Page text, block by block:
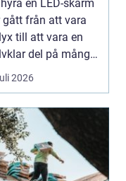
en LED-skärm
gått från att vara
till att vara en
del på många
m...
2026